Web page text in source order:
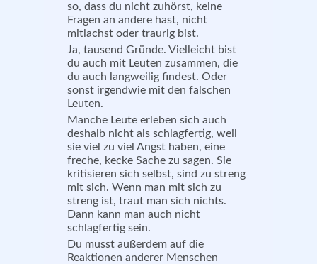
so, dass du nicht zuhörst, keine
Fragen an andere hast, nicht
mitlachst oder traurig bist.
Ja, tausend Gründe. Vielleicht bist
du auch mit Leuten zusammen, die
du auch langweilig findest. Oder
sonst irgendwie mit den falschen
Leuten.
Manche Leute erleben sich auch
deshalb nicht als schlagfertig, weil
sie viel zu viel Angst haben, eine
freche, kecke Sache zu sagen. Sie
kritisieren sich selbst, sind zu streng
mit sich. Wenn man mit sich zu
streng ist, traut man sich nichts.
Dann kann man auch nicht
schlagfertig sein.
Du musst außerdem auf die
Reaktionen anderer Menschen